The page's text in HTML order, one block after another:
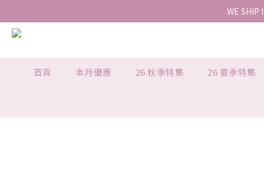
WE SHIP
首頁 本月優惠 26 秋季特集 26 夏季特集